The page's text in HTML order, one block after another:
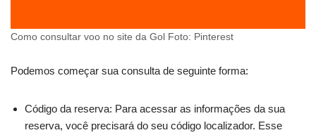
Como consultar voo no site da Gol Foto: Pinterest
Podemos começar sua consulta de seguinte forma:
Código da reserva: Para acessar as informações da sua
reserva, você precisará do seu código localizador. Esse